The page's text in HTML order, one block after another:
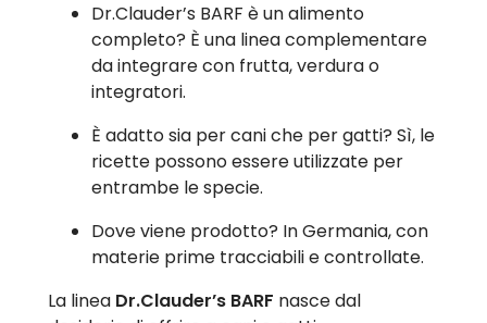
Dr.Clauder’s BARF è un alimento
completo? È una linea complementare
da integrare con frutta, verdura o
integratori.
È adatto sia per cani che per gatti? Sì, le
ricette possono essere utilizzate per
entrambe le specie.
Dove viene prodotto? In Germania, con
materie prime tracciabili e controllate.
La linea Dr.Clauder’s BARF nasce dal